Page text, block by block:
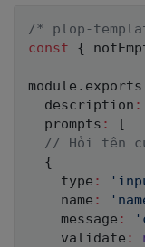
/* plop-
const
{
module . exports
  description
:
  prompts
:
[
// Hỏi tên
{
    type
:
    name
:
    message
:
    validate
: